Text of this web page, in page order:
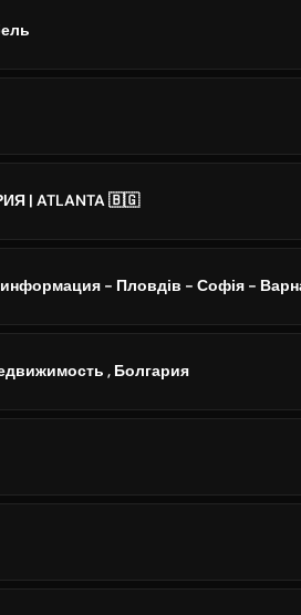
| ATLANTA 🇧🇬
информация - Пловдів - Софія -
, Болгария